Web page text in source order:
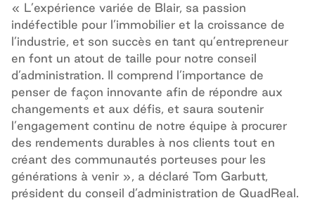
« L’expérience variée de Blair, sa passion
indéfectible pour l’immobilier et la croissance de
l’industrie, et son succès en tant qu’entrepreneur
en font un atout de taille pour notre conseil
d’administration. Il comprend l’importance de
penser de façon innovante afin de répondre aux
changements et aux défis, et saura soutenir
l’engagement continu de notre équipe à procurer
des rendements durables à nos clients tout en
créant des communautés porteuses pour les
générations à venir », a déclaré Tom Garbutt,
président du conseil d’administration de QuadReal.